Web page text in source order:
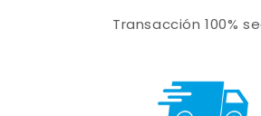
Transacción 100%